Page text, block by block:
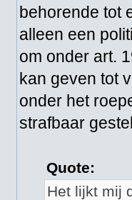
behorende tot
alleen een
om onder art.
kan geven tot
onder het
strafbaar
Quote:
Het lijkt mij